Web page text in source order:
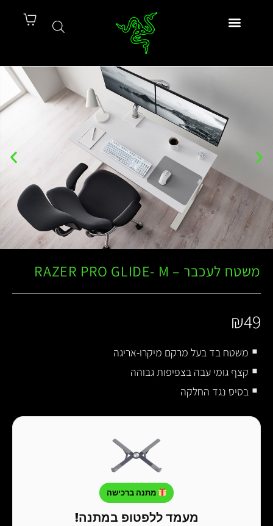
משטח לעכבר – RAZER PRO GLIDE- M
₪49
משטח בד בעל מרקם מיקרו-אריגה
קצף גומי עבה בצפיפות גבוהה
בסיס נגד החלקה
מתנה ברכישה
מעמד ללפטופ במתנה!